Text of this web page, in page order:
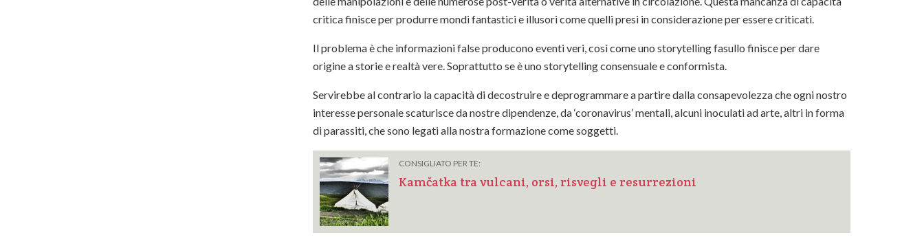
critica finisce per produrre mondi fantastici e illusori come quelli presi in considerazione per essere criticati.
Il problema è che informazioni false producono eventi veri, così come uno storytelling fasullo finisce per dare
origine a storie e realtà vere. Soprattutto se è uno storytelling consensuale e conformista.
Servirebbe al contrario la capacità di decostruire e deprogrammare a partire dalla consapevolezza che ogni nostro
interesse personale scaturisce da nostre dipendenze, da ‘coronavirus’ mentali, alcuni inoculati ad arte, altri in forma
di parassiti, che sono legati alla nostra formazione come soggetti.
CONSIGLIATO PER TE:
Kamčatka tra vulcani, orsi, risvegli e resurrezioni